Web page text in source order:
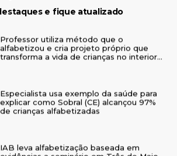
e fique atualizado
Professor utiliza método que o
alfabetizou e cria projeto próprio que
transforma a vida de crianças no interior
do RS
Especialista usa exemplo da saúde para
explicar como Sobral (CE) alcançou 97%
de crianças alfabetizadas
IAB leva alfabetização baseada em
evidências a seminário em Três de Maio